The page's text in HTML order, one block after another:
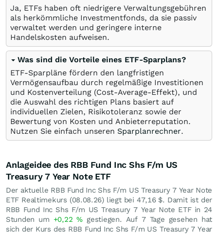
Ja, ETFs haben oft niedrigere Verwaltungsgebühren
als herkömmliche Investmentfonds, da sie passiv
verwaltet werden und geringere interne
Handelskosten aufweisen.
Was sind die Vorteile eines ETF-Sparplans?
ETF-Sparpläne fördern den langfristigen
Vermögensaufbau durch regelmäßige Investitionen
und Kostenverteilung (Cost-Average-Effekt), und
die Auswahl des richtigen Plans basiert auf
individuellen Zielen, Risikotoleranz sowie der
Bewertung von Kosten und Anbieterreputation.
Nutzen Sie einfach unseren Sparplanrechner.
Anlageidee des RBB Fund Inc Shs F/m US
Treasury 7 Year Note ETF
Der aktuelle RBB Fund Inc Shs F/m US Treasury 7 Year Note
ETF Realtimekurs (08.08.26) liegt bei 47,16 $. Damit ist der
RBB Fund Inc Shs F/m US Treasury 7 Year Note ETF in 24
Stunden um +0,22% gestiegen. Auf 7 Tage gesehen hat
sich der Kurs des RBB Fund Inc Shs F/m US Treasury 7 Year